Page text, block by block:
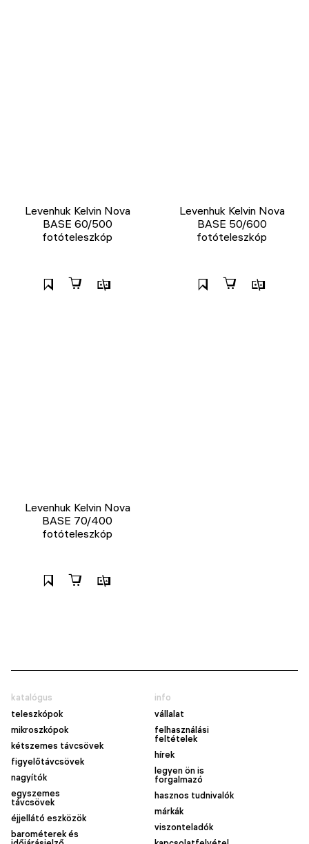
Levenhuk Kelvin Nova
BASE 60/500
fotóteleszkóp
Levenhuk Kelvin Nova
BASE 50/600
fotóteleszkóp
Levenhuk Kelvin Nova
BASE 70/400
fotóteleszkóp
katalógus
teleszkópok
mikroszkópok
kétszemes távcsövek
figyelőtávcsövek
nagyítók
egyszemes
távcsövek
éjjellátó eszközök
barométerek és
info
vállalat
felhasználási
feltételek
hírek
legyen ön is
forgalmazó
hasznos tudnivalók
márkák
viszonteladók